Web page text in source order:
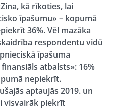
kā rīkoties, lai
īpašumu» – kopumā
36%. Vēl mazāka
respondentu vidū
īpašuma
atbalsts»: 16%
nepiekrīt.
aptaujās 2019. un
visvairāk piekrīt